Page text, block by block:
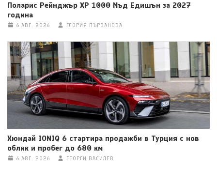
Поларис Рейнджър ХР 1000 Мъд Едишън за 2027
година
6 АВГ. 2026 ГЛОРИЯ ПЪРВАНОВА
Хюндай IONIQ 6 стартира продажби в Турция с нов
облик и пробег до 680 км
6 АВГ. 2026 ГЕОРГИ ВАСИЛЕВ